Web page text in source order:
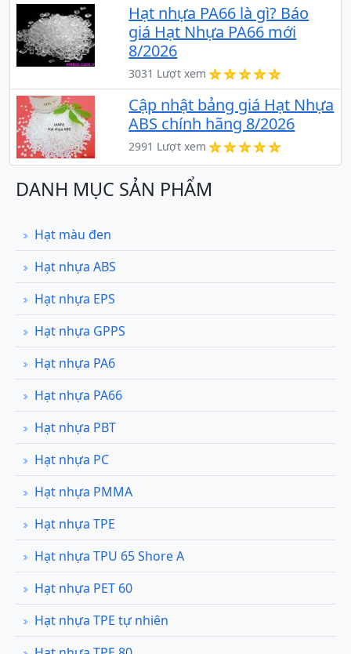
Hạt nhựa PA66 là gì? Báo
giá Hạt Nhựa PA66 mới
8/2026
3031 Lượt xem
Cập nhật bảng giá Hạt Nhựa
ABS chính hãng 8/2026
2991 Lượt xem
DANH MỤC SẢN PHẨM
Hạt màu đen
Hạt nhựa ABS
Hạt nhựa EPS
Hạt nhựa GPPS
Hạt nhựa PA6
Hạt nhựa PA66
Hạt nhựa PBT
Hạt nhựa PC
Hạt nhựa PMMA
Hạt nhựa TPE
Hạt nhựa TPU 65 Shore A
Hạt nhựa PET 60
Hạt nhựa TPE tự nhiên